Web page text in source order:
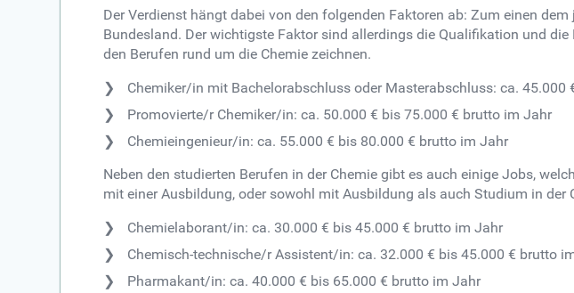
Der Verdienst hängt dabei von den folgenden Faktoren ab: Zum einen
Bundesland. Der wichtigste Faktor sind allerdings die Qualifikation und
den Berufen rund um die Chemie zeichnen.
Chemiker/in mit Bachelorabschluss oder Masterabschluss: ca.
Promovierte/r Chemiker/in: ca. 50.000 € bis 75.000 € brutto im Jahr
Chemieingenieur/in: ca. 55.000 € bis 80.000 € brutto im Jahr
Neben den studierten Berufen in der Chemie gibt es auch einige Jobs,
mit einer Ausbildung, oder sowohl mit Ausbildung als auch Studium in der
Chemielaborant/in: ca. 30.000 € bis 45.000 € brutto im Jahr
Chemisch-technische/r Assistent/in: ca. 32.000 € bis 45.000 € brutto
Pharmakant/in: ca. 40.000 € bis 65.000 € brutto im Jahr